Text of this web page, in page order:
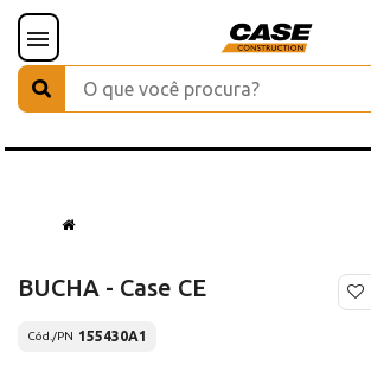
BUCHA - Case CE
Cód./PN 155430A1